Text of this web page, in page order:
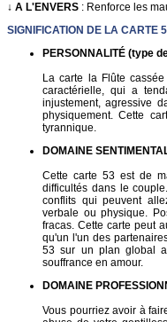
↓ A L'ENVERS : Renforce les
SIGNIFICATION DE LA CARTE
PERSONNALITÉ (type
La carte la Flûte
caractérielle, qui a
injustement, agressive
physiquement. Cette
tyrannique.
DOMAINE
Cette carte 53 est de
difficultés dans le
conflits qui peuvent
verbale ou physique.
fracas. Cette carte peut
qu'un l'un des
53 sur un plan global
souffrance en amour.
DOMAINE
Vous pourriez avoir à